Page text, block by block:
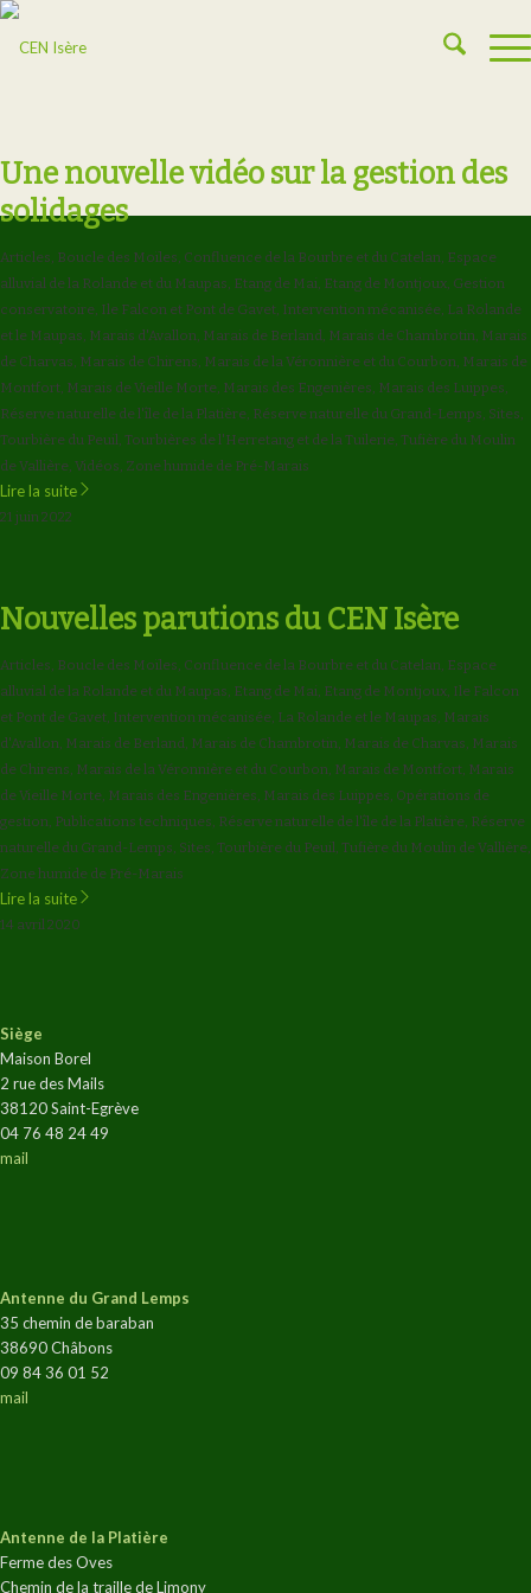
Une nouvelle vidéo sur la gestion des
solidages
Articles, Boucle des Moïles, Confluence de la Bourbre et du Catelan, Espace
alluvial de la Rolande et du Maupas, Etang de Mai, Etang de Montjoux, Gestion
conservatoire, Ile Falcon et Pont de Gavet, Intervention mécanisée, La Rolande
et le Maupas, Marais d'Avallon, Marais de Berland, Marais de Chambrotin, Marais
de Charvas, Marais de Chirens, Marais de la Véronnière et du Courbon, Marais de
Montfort, Marais de Vieille Morte, Marais des Engenières, Marais des Luippes,
Réserve naturelle de l'île de la Platière, Réserve naturelle du Grand-Lemps, Sites,
Tourbière du Peuil, Tourbières de l'Herretang et de la Tuilerie, Tufière du Moulin
de Vallière, Vidéos, Zone humide de Pré-Marais
Lire la suite
21 juin 2022
Nouvelles parutions du CEN Isère
Articles, Boucle des Moïles, Confluence de la Bourbre et du Catelan, Espace
alluvial de la Rolande et du Maupas, Etang de Mai, Etang de Montjoux, Ile Falcon
et Pont de Gavet, Intervention mécanisée, La Rolande et le Maupas, Marais
d'Avallon, Marais de Berland, Marais de Chambrotin, Marais de Charvas, Marais
de Chirens, Marais de la Véronnière et du Courbon, Marais de Montfort, Marais
de Vieille Morte, Marais des Engenières, Marais des Luippes, Opérations de
gestion, Publications techniques, Réserve naturelle de l'île de la Platière, Réserve
naturelle du Grand-Lemps, Sites, Tourbière du Peuil, Tufière du Moulin de Vallière,
Zone humide de Pré-Marais
Lire la suite
14 avril 2020
Siège
Maison Borel
2 rue des Mails
38120 Saint-Egrève
04 76 48 24 49
mail
Antenne du Grand Lemps
35 chemin de baraban
38690 Châbons
09 84 36 01 52
mail
Antenne de la Platière
Ferme des Oves
Chemin de la traille de Limony